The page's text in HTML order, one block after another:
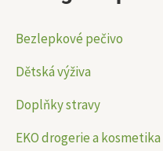
Bezlepkové pečivo
Dětská výživa
Doplňky stravy
EKO drogerie a kosmetika
e